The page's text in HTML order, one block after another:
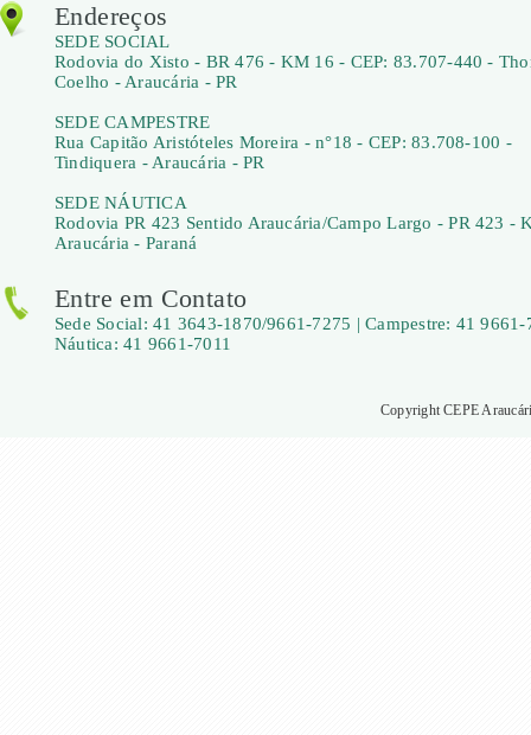
Endereços
SEDE SOCIAL
Rodovia do Xisto - BR 476 - KM 16 - CEP: 83.707-440 -
Coelho - Araucária - PR
SEDE CAMPESTRE
Rua Capitão Aristóteles Moreira - n°18 - CEP: 83.708-100 -
Tindiquera - Araucária - PR
SEDE NÁUTICA
Rodovia PR 423 Sentido Araucária/Campo Largo - PR 423 -
Araucária - Paraná
Entre em Contato
Sede Social: 41 3643-1870/9661-7275 | Campestre: 41 9661-
Náutica: 41 9661-7011
Copyright CEPE